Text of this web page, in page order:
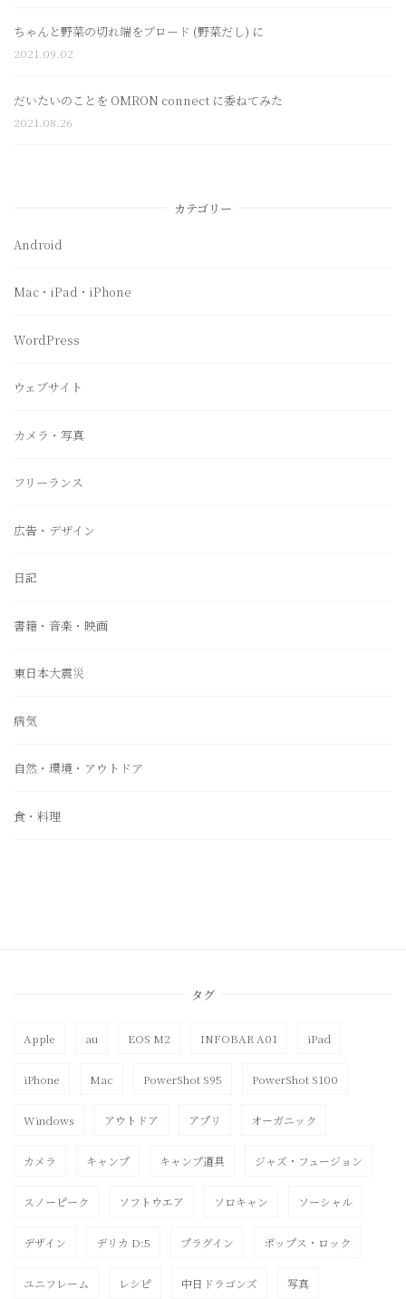
ちゃんと野菜の切れ端をブロード (野菜だし) に
2021.09.02
だいたいのことを OMRON connect に委ねてみた
2021.08.26
カテゴリー
Android
Mac・iPad・iPhone
WordPress
ウェブサイト
カメラ・写真
フリーランス
広告・デザイン
日記
書籍・音楽・映画
東日本大震災
病気
自然・環境・アウトドア
食・料理
タグ
Apple au EOS M2 INFOBAR A01 iPad
iPhone Mac PowerShot S95 PowerShot S100
Windows アウトドア アプリ オーガニック
カメラ キャンプ キャンプ道具 ジャズ・フュージョン
スノーピーク ソフトウエア ソロキャン ソーシャル
デザイン デリカ D:5 プラグイン ポップス・ロック
ユニフレーム レシピ 中日ドラゴンズ 写真